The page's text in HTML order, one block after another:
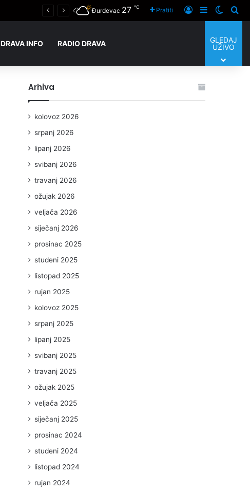
Đurđevac 27 ℃ Pratiti Prijaviti se
Sidebar
DRAVA INFO RADIO DRAVA
GLEDAJ
UŽIVO
Arhiva
kolovoz 2026
srpanj 2026
lipanj 2026
svibanj 2026
travanj 2026
ožujak 2026
veljača 2026
siječanj 2026
prosinac 2025
studeni 2025
listopad 2025
rujan 2025
kolovoz 2025
srpanj 2025
lipanj 2025
svibanj 2025
travanj 2025
ožujak 2025
veljača 2025
siječanj 2025
prosinac 2024
studeni 2024
listopad 2024
rujan 2024